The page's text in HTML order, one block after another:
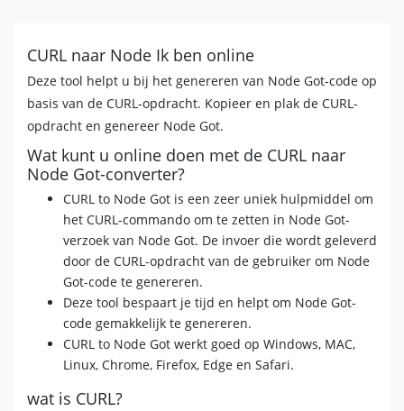
CURL naar Node Ik ben online
Deze tool helpt u bij het genereren van Node Got-code op
basis van de CURL-opdracht. Kopieer en plak de CURL-
opdracht en genereer Node Got.
Wat kunt u online doen met de CURL naar
Node Got-converter?
CURL to Node Got is een zeer uniek hulpmiddel om
het CURL-commando om te zetten in Node Got-
verzoek van Node Got. De invoer die wordt geleverd
door de CURL-opdracht van de gebruiker om Node
Got-code te genereren.
Deze tool bespaart je tijd en helpt om Node Got-
code gemakkelijk te genereren.
CURL to Node Got werkt goed op Windows, MAC,
Linux, Chrome, Firefox, Edge en Safari.
wat is CURL?